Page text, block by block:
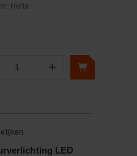
Hella
+
LED